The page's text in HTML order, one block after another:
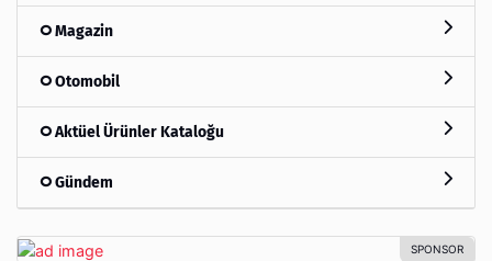
Magazin
Otomobil
Aktüel Ürünler Kataloğu
Gündem